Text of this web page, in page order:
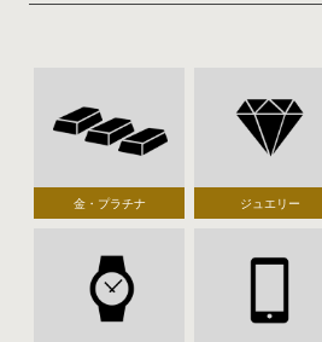
金・プラチナ ジュエリー